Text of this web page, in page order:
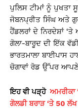
ਪੁਲਿਸ ਟੀਮਾਂ ਨੂੰ ਪੁਖਤਾ
ਜੋਬਨਪ੍ਰੀਤ ਸਿੰਘ ਅਤੇ
ਹੈਂਡਲਰਾਂ ਦੇ ਨਿਰਦੇਸ਼ਾਂ
ਗੋਲਾ-ਬਾਰੂਦ ਦੀ ਇੱਕ
ਭਾਰਤਮਾਲਾ ਬਾਈਪਾਸ
ਚੋਗਾਵਾਂ ਰੋਡ ਉੱਪਰ
ਇਹ ਵੀ ਪੜ੍ਹੋ ਅਮਰੀਕਾ
ਗੋਲਡੀ ਬਰਾੜ ‘ਤੇ 50